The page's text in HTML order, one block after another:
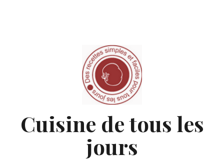
Cuisine de tous les
jours